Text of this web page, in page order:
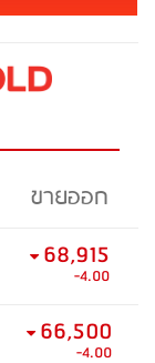
ขายออก
68,915
-4.00
66,500
-4.00